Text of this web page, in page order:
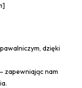
dzięki
zapewniając nam